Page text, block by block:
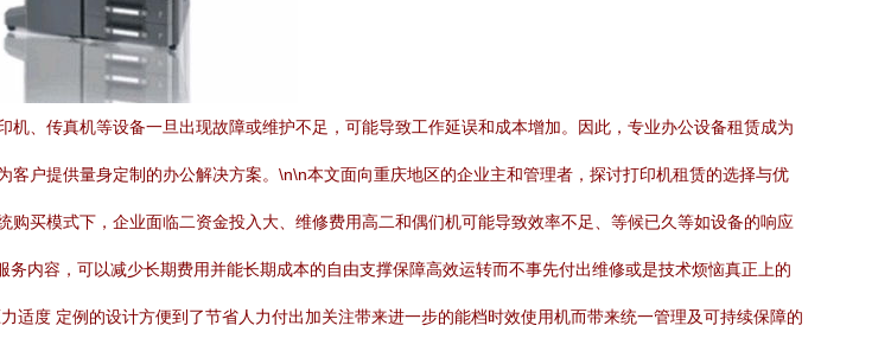
、传真机等设备一旦出现故障或维护不足，可能导致工作延误和成本增加。因此，专业办公设备租赁成为
户提供量身定制的办公解决方案。\n\n本文面向重庆地区的企业主和管理者，探讨打印机租赁的选择与优
买模式下，企业面临二资金投入大、维修费用高二和偶们机可能导致效率不足、等候已久等如设备的响应
内容，可以减少长期费用并能长期成本的自由支撑保障高效运转而不事先付出维修或是技术烦恼真正上的
度 定例的设计方便到了节省人力付出加关注带来进一步的能档时效使用机而带来统一管理及可持续保障的